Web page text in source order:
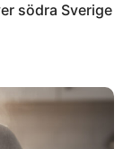
södra Sverige